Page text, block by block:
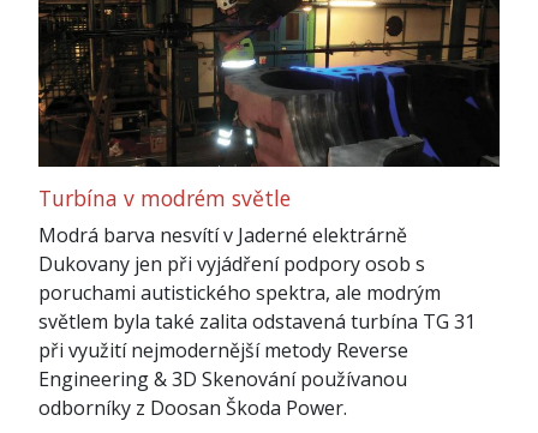
Turbína v modrém světle
Modrá barva nesvítí v Jaderné elektrárně
Dukovany jen při vyjádření podpory osob s
poruchami autistického spektra, ale modrým
světlem byla také zalita odstavená turbína TG 31
při využití nejmodernější metody Reverse
Engineering & 3D Skenování používanou
odborníky z Doosan Škoda Power.